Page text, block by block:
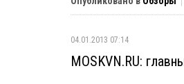
04.01.2013 07:14
MOSKVN.RU: